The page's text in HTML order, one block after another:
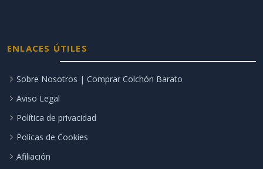
ENLACES ÚTILES
Sobre Nosotros | Comprar Colchón Barato
Aviso Legal
Política de privacidad
Polícas de Cookies
Afiliación